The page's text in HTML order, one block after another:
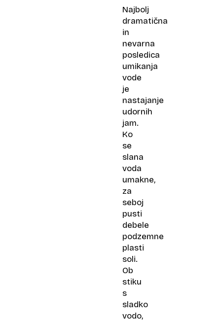
Najbolj
dramatična
in
nevarna
posledica
umikanja
vode
je
nastajanje
udornih
jam.
Ko
se
slana
voda
umakne,
za
seboj
pusti
debele
podzemne
plasti
soli.
Ob
stiku
s
sladko
vodo,